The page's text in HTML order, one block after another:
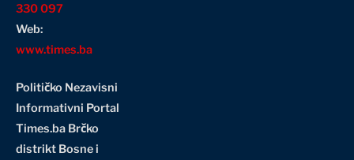
330 097
Web:
www.times.ba
Političko Nezavisni
Informativni Portal
Times.ba Brčko
distrikt Bosne i